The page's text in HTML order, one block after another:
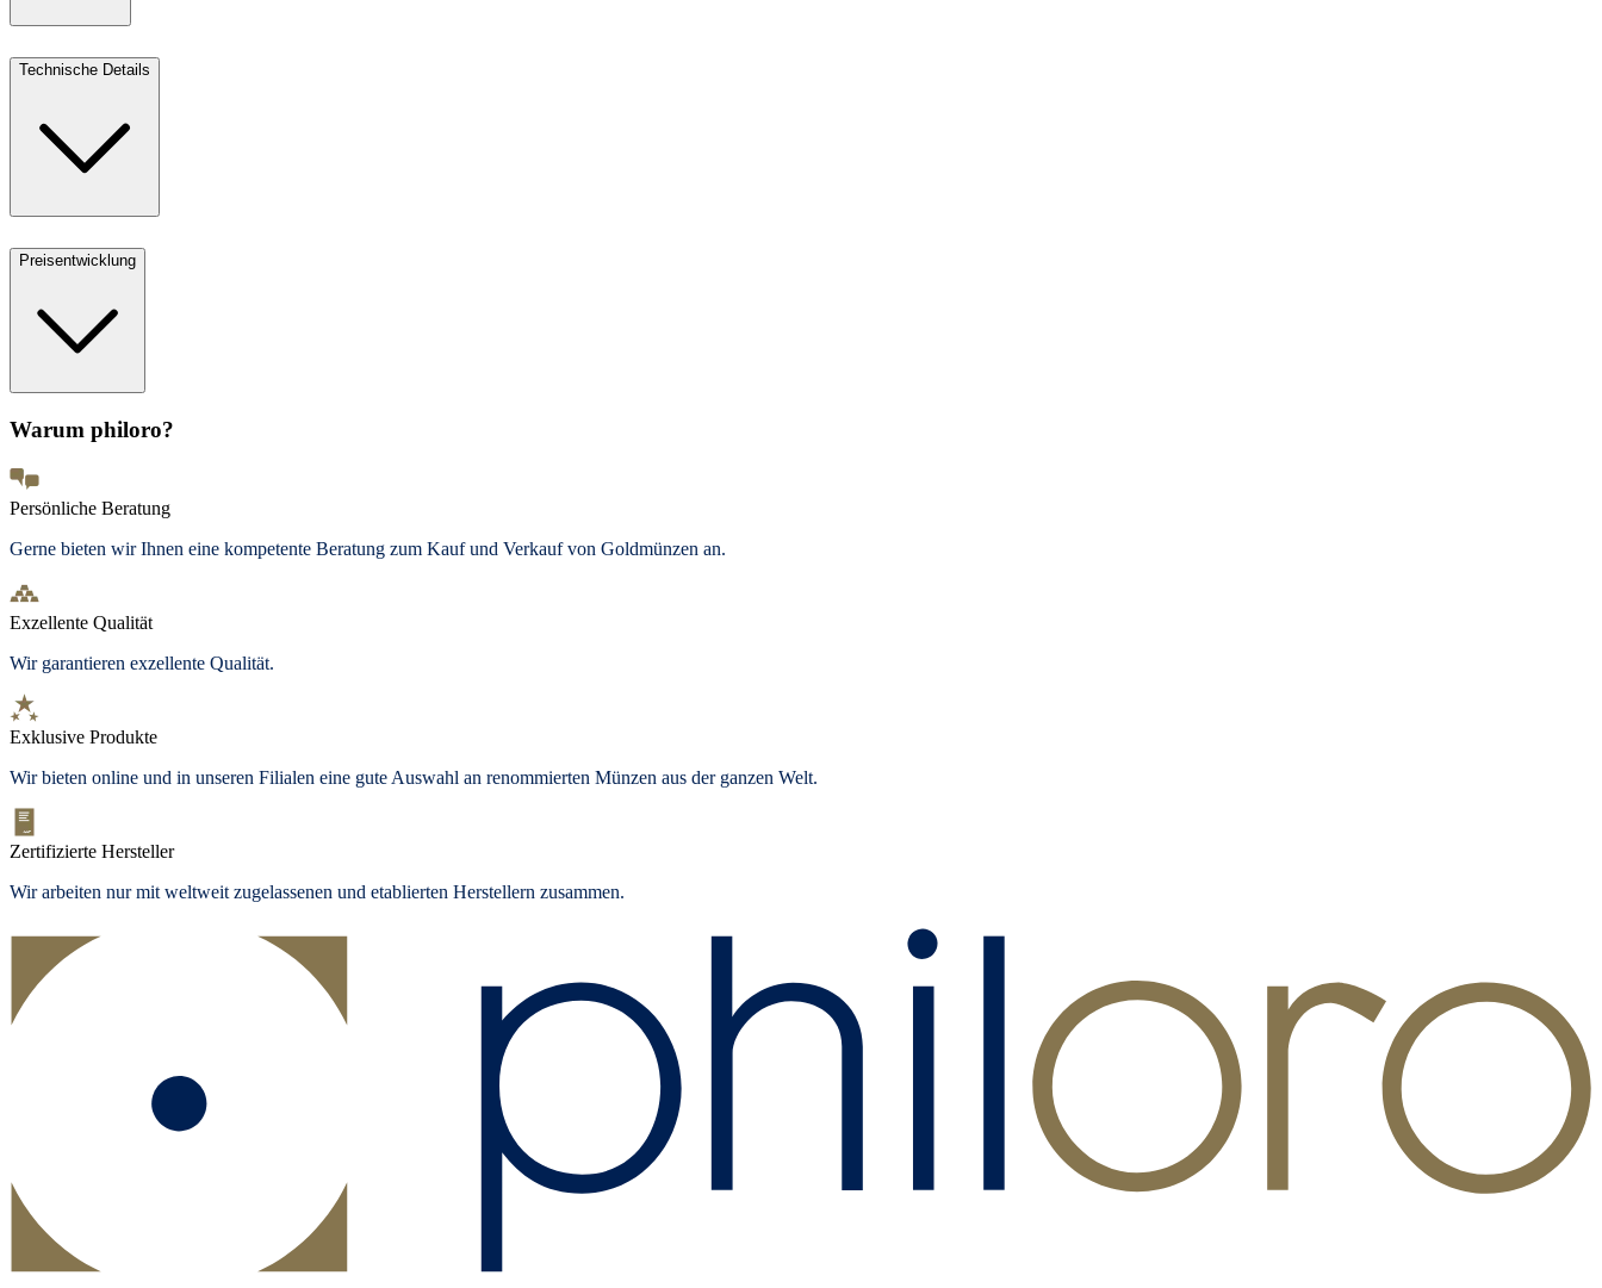
Technische Details
Preisentwicklung
Warum philoro?
Persönliche Beratung
Gerne bieten wir Ihnen eine kompetente Beratung zum Kauf und Verkauf von Goldmünzen an.
Exzellente Qualität
Wir garantieren exzellente Qualität.
Exklusive Produkte
Wir bieten online und in unseren Filialen eine gute Auswahl an renommierten Münzen aus der ganzen Welt.
Zertifizierte Hersteller
Wir arbeiten nur mit weltweit zugelassenen und etablierten Herstellern zusammen.